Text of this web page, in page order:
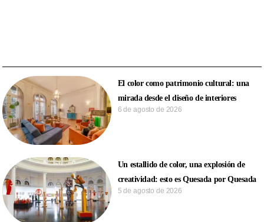
El color como patrimonio cultural: una
mirada desde el diseño de interiores
6 de agosto de 2026
Un estallido de color, una explosión de
creatividad: esto es Quesada por Quesada
5 de agosto de 2026